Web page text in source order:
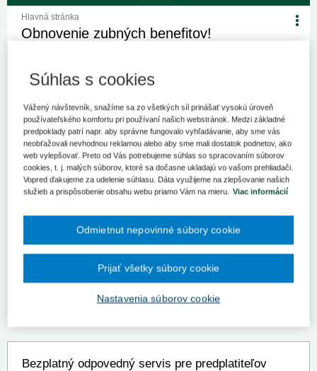
Hlavná stránka
Obnovenie zubných benefitov!
VšZP
Všeobecná zdravotná poisťovňa od 1. apríla 2025 obnovuje zubné
benefity pre svojich klientov v rámci programu Peňaženky zdravia.
Poistenci získajú možnosť čiastočného preplatenia nákladov na
dentálnu hygienu, a deti do 18 rokov na ortodontické pomôcky.
Podmienkou využitia zubných benefitov je absolvovanie zákonom
stanovených preventívnych prehliadok. Detailné podmienky a
zoznam zmluvných poskytovateľov budú dostupné na webovej
Opatrenie je súčasťou záväzku Všeobecnej zdravotnej poisťovne
v investícii do dentálneho zdravia svojich klientov, pričom ročne na
Podrobnejšie informácie nájdete nástránke VšZP.
Bezplatný odpovedný servis pre predplatiteľov
Súhlas s cookies
Vážený návštevník, snažíme sa zo všetkých síl prinášať vysokú úroveň
používateľského komfortu pri používaní našich webstránok. Medzi základné
predpoklady patrí napr. aby správne fungovalo vyhľadávanie, aby sme vás
neobťažovali nevhodnou reklamou alebo aby sme mali dostatok podnetov, ako
web vylepšovať. Preto od Vás potrebujeme súhlas so spracovaním súborov
cookies, t. j. malých súborov, ktoré sa dočasne ukladajú vo vašom prehliadači.
Vopred ďakujeme za udelenie súhlasu. Dáta využijeme na zlepšovanie našich
služieb a prispôsobenie obsahu webu priamo Vám na mieru.
Viac informácií
Nastavenia súborov cookie
Odmietnut nepovinné súbory cookie
Prijať všetky súbory cookie